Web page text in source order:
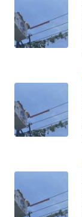
KALTENG
KALSEL
SULSEL